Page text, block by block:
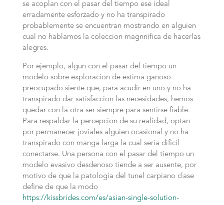
se acoplan con el pasar del tiempo ese ideal
erradamente esforzado y no ha transpirado
probablemente se encuentran mostrando en alguien
cual no hablamos la coleccion magnnifica de hacerlas
alegres.
Por ejemplo, algun con el pasar del tiempo un
modelo sobre exploracion de estima ganoso
preocupado siente que, para acudir en uno y no ha
transpirado dar satisfaccion las necesidades, hemos
quedar con la otra ser siempre para sentirse fiable.
Para respaldar la percepcion de su realidad, optan
por permanecer joviales alguien ocasional y no ha
transpirado con manga larga la cual seri­a dificil
conectarse. Una persona con el pasar del tiempo un
modelo evasivo desdenoso tiende a ser ausente, por
motivo de que la patologi­a del tunel carpiano clase
define de que la modo
https://kissbrides.com/es/asian-single-solution-